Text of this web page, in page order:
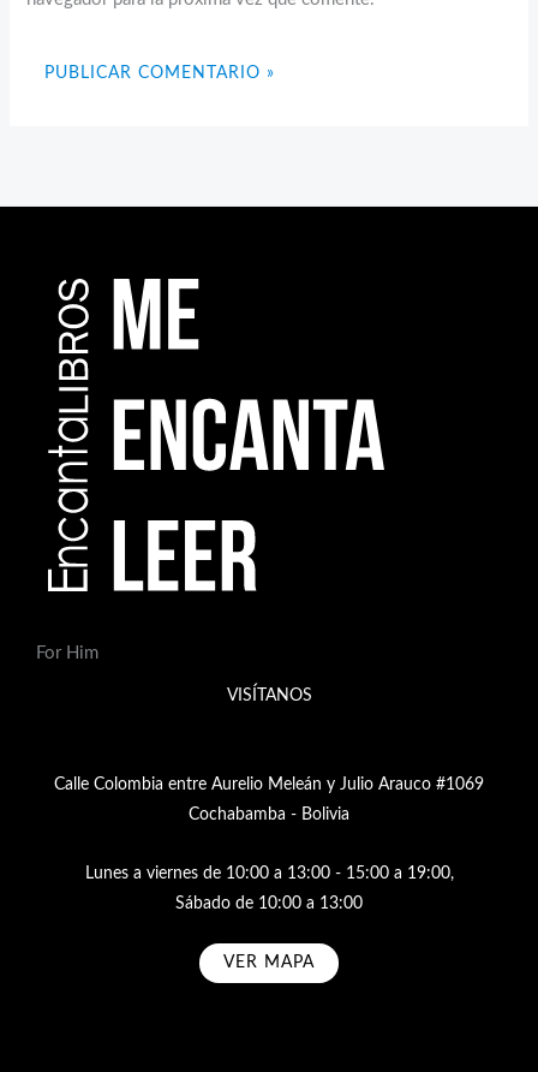
For Him
VISÍTANOS
Calle Colombia entre Aurelio Meleán y Julio Arauco #1069
Cochabamba - Bolivia
Lunes a viernes de 10:00 a 13:00 - 15:00 a 19:00,
Sábado de 10:00 a 13:00
VER MAPA